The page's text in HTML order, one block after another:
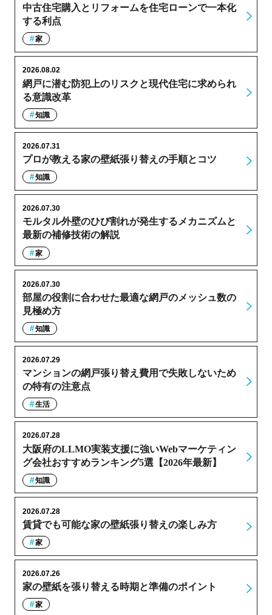
中古住宅購入とリフォームを住宅ローンで一本化
する利点
家
網戸に潜む防犯上のリスクと現代住宅に求められ
る意識改革
2026.08.02
知識
プロが教える家の壁紙張り替えの手順とコツ
2026.07.31
知識
モルタル外壁のひび割れが発生するメカニズムと
最新の補修技術の解説
2026.07.30
家
部屋の役割に合わせた最適な網戸のメッシュ数の
見極め方
2026.07.30
知識
マンションの網戸張り替え費用で失敗しないため
の特有の注意点
2026.07.29
生活
大阪府のLLMO実装支援に強いWebマーケティン
グ会社おすすめランキング5選【2026年最新】
2026.07.28
知識
賃貸でも可能な家の壁紙張り替えの楽しみ方
2026.07.28
家
家の壁紙を張り替える時期と準備のポイント
2026.07.26
家